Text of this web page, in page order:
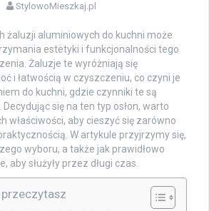
StylowoMieszkaj.pl
żaluzji aluminiowych do kuchni może
estetyki i funkcjonalności tego
Żaluzje te wyróżniają się
i łatwością w czyszczeniu, co czyni je
do kuchni, gdzie czynniki te są
się na ten typ osłon, warto
właściwości, aby cieszyć się zarówno
W artykule przyjrzymy się,
wyboru, a także jak prawidłowo
aby służyły przez długi czas.